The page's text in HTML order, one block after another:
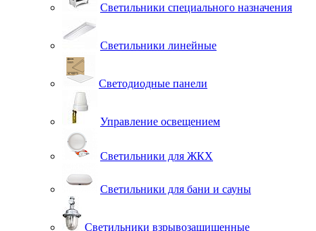
Светильники специального назначения
Светильники линейные
Светодиодные панели
Управление освещением
Светильники для ЖКХ
Светильники для бани и сауны
Светильники взрывозащищенные